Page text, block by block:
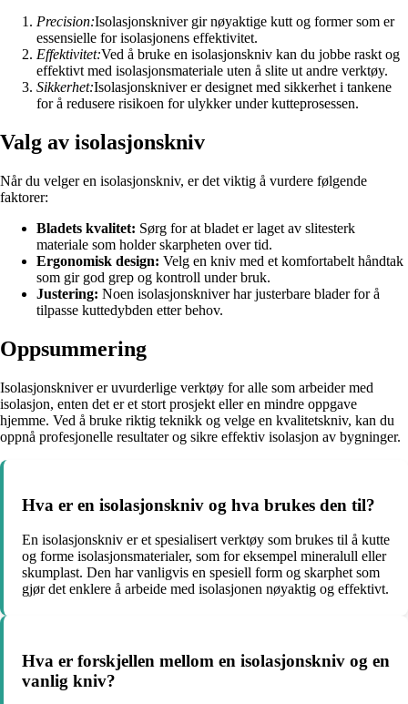
Precision:Isolasjonskniver gir nøyaktige kutt og former som er
essensielle for isolasjonens effektivitet.
Effektivitet:Ved å bruke en isolasjonskniv kan du jobbe raskt og
effektivt med isolasjonsmateriale uten å slite ut andre verktøy.
Sikkerhet:Isolasjonskniver er designet med sikkerhet i tankene
for å redusere risikoen for ulykker under kutteprosessen.
Valg av isolasjonskniv
Når du velger en isolasjonskniv, er det viktig å vurdere følgende
faktorer:
Bladets kvalitet: Sørg for at bladet er laget av slitesterk
materiale som holder skarpheten over tid.
Ergonomisk design: Velg en kniv med et komfortabelt håndtak
som gir god grep og kontroll under bruk.
Justering: Noen isolasjonskniver har justerbare blader for å
tilpasse kuttedybden etter behov.
Oppsummering
Isolasjonskniver er uvurderlige verktøy for alle som arbeider med
isolasjon, enten det er et stort prosjekt eller en mindre oppgave
hjemme. Ved å bruke riktig teknikk og velge en kvalitetskniv, kan du
oppnå profesjonelle resultater og sikre effektiv isolasjon av bygninger.
Hva er en isolasjonskniv og hva brukes den til?
En isolasjonskniv er et spesialisert verktøy som brukes til å kutte
og forme isolasjonsmaterialer, som for eksempel mineralull eller
skumplast. Den har vanligvis en spesiell form og skarphet som
gjør det enklere å arbeide med isolasjonen nøyaktig og effektivt.
Hva er forskjellen mellom en isolasjonskniv og en
vanlig kniv?